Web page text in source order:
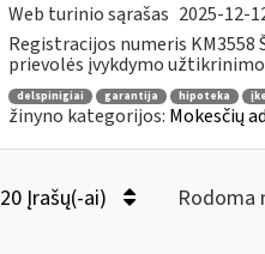
Web turinio sąrašas 2025-12-
Registracijos numeris
prievolės įvykdymo
delspinigiai garantija hipoteka
žinyno kategorijos: Mokesčių
20 Įrašų(-ai) Rodoma